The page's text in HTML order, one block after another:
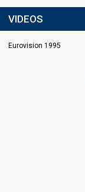
VIDEOS
Eurovision 1995